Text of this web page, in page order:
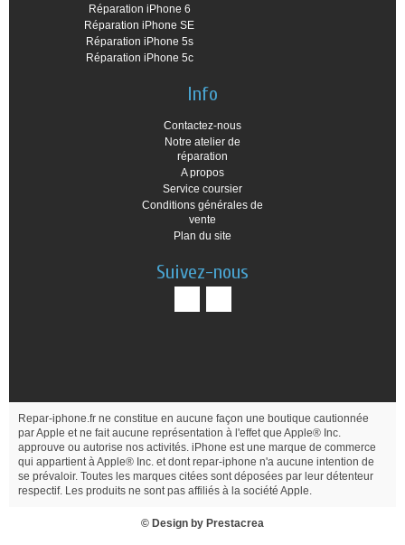
Réparation iPhone 6
Réparation iPhone SE
Réparation iPhone 5s
Réparation iPhone 5c
Info
Contactez-nous
Notre atelier de
réparation
A propos
Service coursier
Conditions générales de
vente
Plan du site
Suivez-nous
Repar-iphone.fr ne constitue en aucune façon une boutique cautionnée
par Apple et ne fait aucune représentation à l'effet que Apple® Inc.
approuve ou autorise nos activités. iPhone est une marque de commerce
qui appartient à Apple® Inc. et dont repar-iphone n'a aucune intention de
se prévaloir. Toutes les marques citées sont déposées par leur détenteur
respectif. Les produits ne sont pas affiliés à la société Apple.
© Design by Prestacrea